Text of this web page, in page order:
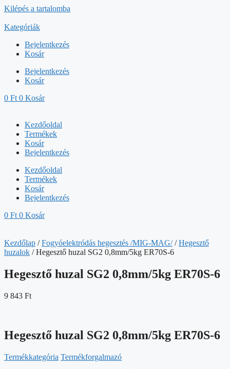
Kilépés a tartalomba
Kategóriák
Bejelentkezés
Kosár
Bejelentkezés
Kosár
0 Ft 0 Kosár
Kezdőoldal
Termékek
Kosár
Bejelentkezés
Kezdőoldal
Termékek
Kosár
Bejelentkezés
0 Ft 0 Kosár
Kezdőlap /Fogyóelektródás hegesztés /MIG-MAG//Hegesztő
huzalok / Hegesztő huzal SG2 0,8mm/5kg ER70S-6
Hegesztő huzal SG2 0,8mm/5kg ER70S-6
9 843 Ft
Hegesztő huzal SG2 0,8mm/5kg ER70S-6
Termékkategória Termékforgalmazó